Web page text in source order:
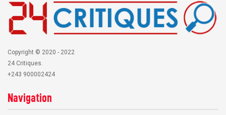
Copyright © 2020 - 2022
24 Critiques.
+243 900002424
Navigation